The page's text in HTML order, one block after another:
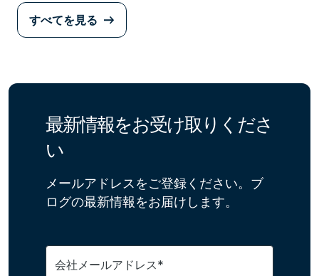
すべてを見る
最新情報をお受け取りくださ
い
メールアドレスをご登録ください。ブ
ログの最新情報をお届けします。
会社メールアドレス*